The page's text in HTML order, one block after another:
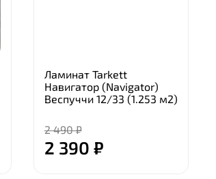
Ламинат Tarkett
Навигатор (Navigator)
Веспуччи 12/33 (1.253 м2)
2 490 ₽
2 390 ₽